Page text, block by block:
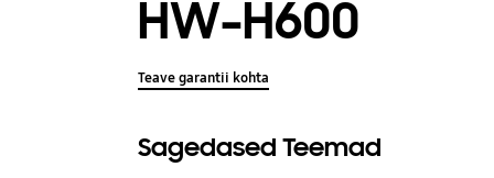
HW-H600
Teave garantii kohta
Sagedased Teemad